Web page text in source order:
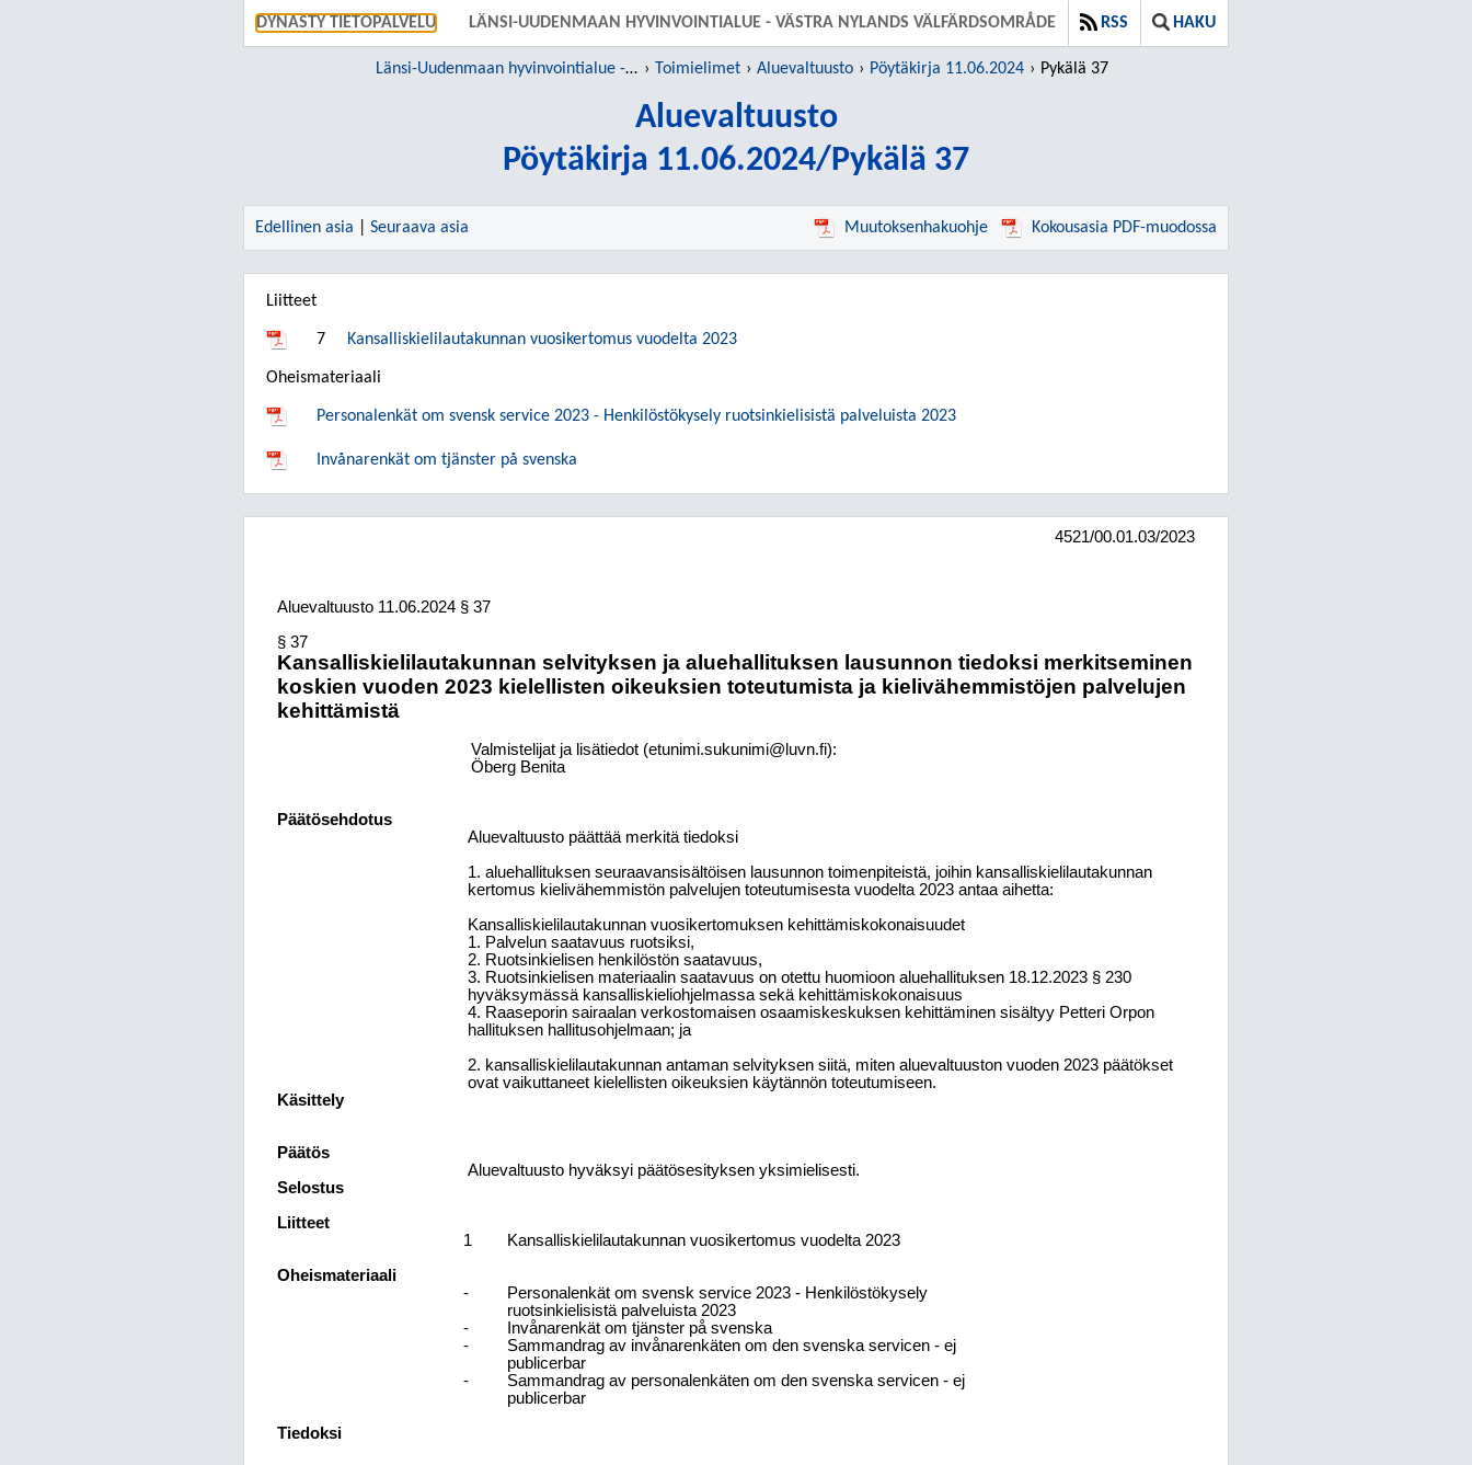
DYNASTY TIETOPALVELU SIIRRY SUORAAN PÄÄSISÄLTÖÖN
LÄNSI-UUDENMAAN HYVINVOINTIALUE - VÄSTRA NYLANDS VÄLFÄRDSOMRÅDE RSS HAKU
Länsi-Uudenmaan hyvinvointialue - Västra Nylands välfärdsområde Toimielimet Aluevaltuusto Pöytäkirja 11.06.2024 Pykälä 37
Aluevaltuusto
Pöytäkirja 11.06.2024/Pykälä 37
Edellinen asia Seuraava asia Muutoksenhakuohje Kokousasia PDF-muodossa
Liitteet
7 Kansalliskielilautakunnan vuosikertomus vuodelta 2023
Oheismateriaali
Personalenkät om svensk service 2023 - Henkilöstökysely ruotsinkielisistä palveluista 2023
Invånarenkät om tjänster på svenska
4521/00.01.03/2023
Aluevaltuusto 11.06.2024 § 37
§ 37
Kansalliskielilautakunnan selvityksen ja aluehallituksen lausunnon tiedoksi merkitseminen
koskien vuoden 2023 kielellisten oikeuksien toteutumista ja kielivähemmistöjen palvelujen
kehittämistä
Valmistelijat ja lisätiedot (etunimi.sukunimi@luvn.fi):
Öberg Benita
Päätösehdotus
Aluevaltuusto päättää merkitä tiedoksi
1. aluehallituksen seuraavansisältöisen lausunnon toimenpiteistä, joihin kansalliskielilautakunnan
kertomus kielivähemmistön palvelujen toteutumisesta vuodelta 2023 antaa aihetta:
Kansalliskielilautakunnan vuosikertomuksen kehittämiskokonaisuudet
1. Palvelun saatavuus ruotsiksi,
2. Ruotsinkielisen henkilöstön saatavuus,
3. Ruotsinkielisen materiaalin saatavuus on otettu huomioon aluehallituksen 18.12.2023 § 230
hyväksymässä kansalliskieliohjelmassa sekä kehittämiskokonaisuus
4. Raaseporin sairaalan verkostomaisen osaamiskeskuksen kehittäminen sisältyy Petteri Orpon
hallituksen hallitusohjelmaan; ja
2. kansalliskielilautakunnan antaman selvityksen siitä, miten aluevaltuuston vuoden 2023 päätökset
ovat vaikuttaneet kielellisten oikeuksien käytännön toteutumiseen.
Käsittely
Päätös
Aluevaltuusto hyväksyi päätösesityksen yksimielisesti.
Selostus
Liitteet
1
Kansalliskielilautakunnan vuosikertomus vuodelta 2023
Oheismateriaali
-
Personalenkät om svensk service 2023 - Henkilöstökysely
ruotsinkielisistä palveluista 2023
-
Invånarenkät om tjänster på svenska
-
Sammandrag av invånarenkäten om den svenska servicen - ej
publicerbar
-
Sammandrag av personalenkäten om den svenska servicen - ej
publicerbar
Tiedoksi